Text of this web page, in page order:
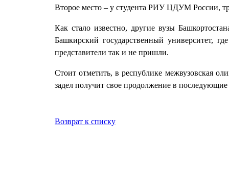
Второе место – у студента РИУ ЦДУМ России,
Как стало известно, другие вузы
Башкирский государственный университет,
представители так и не пришли.
Стоит отметить, в республике межвузовская
задел получит свое продолжение в
Возврат к списку